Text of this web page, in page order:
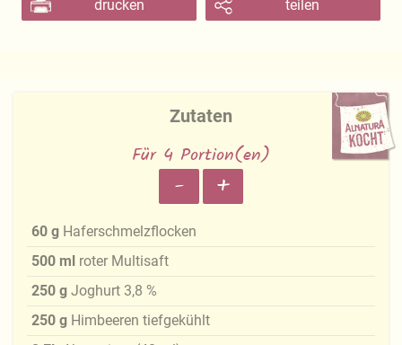
drucken teilen
Zutaten
Für 4 Portion(en)
- +
60 g Haferschmelzflocken
500 ml roter Multisaft
250 g Joghurt 3,8 %
250 g Himbeeren tiefgekühlt